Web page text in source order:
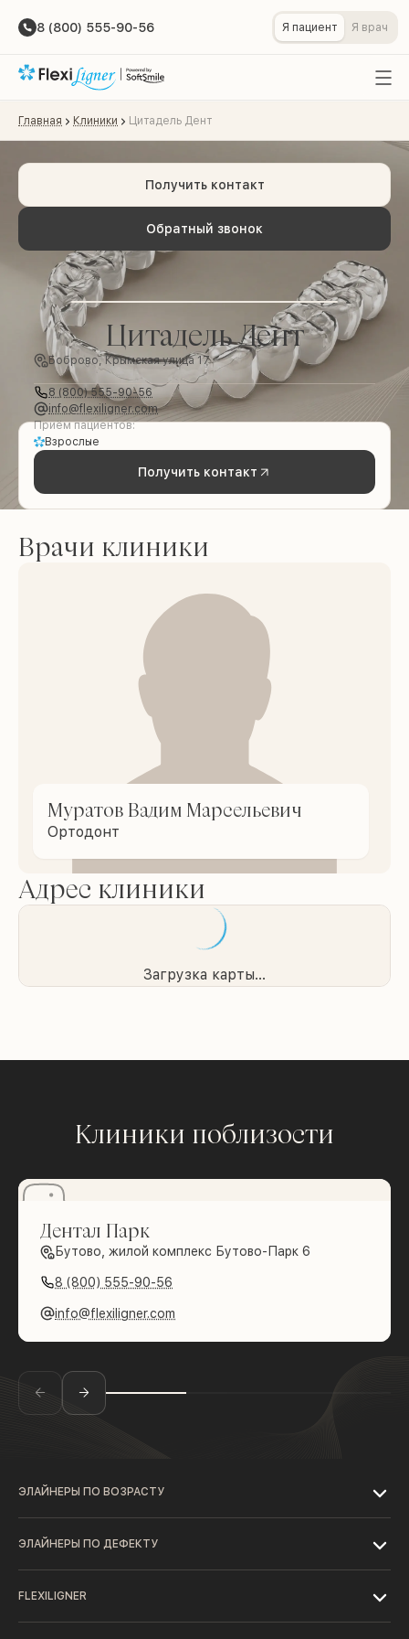
8 (800) 555-90-56 Я пациент Я врач
Главная Клиники Цитадель Дент
Обратный звонок
Получить контакт
Цитадель Дент
Боброво, Крымская улица 17
8 (800) 555-90-56
info@flexiligner.com
Приём пациентов:
Взрослые
Получить контакт
Врачи клиники
Муратов Вадим Марсельевич
Ортодонт
Адрес клиники
Загрузка карты...
Клиники поблизости
Дентал Парк
Бутово, жилой комплекс Бутово-Парк 6
8 (800) 555-90-56
info@flexiligner.com
ЭЛАЙНЕРЫ ПО ВОЗРАСТУ
ЭЛАЙНЕРЫ ПО ДЕФЕКТУ
FLEXILIGNER